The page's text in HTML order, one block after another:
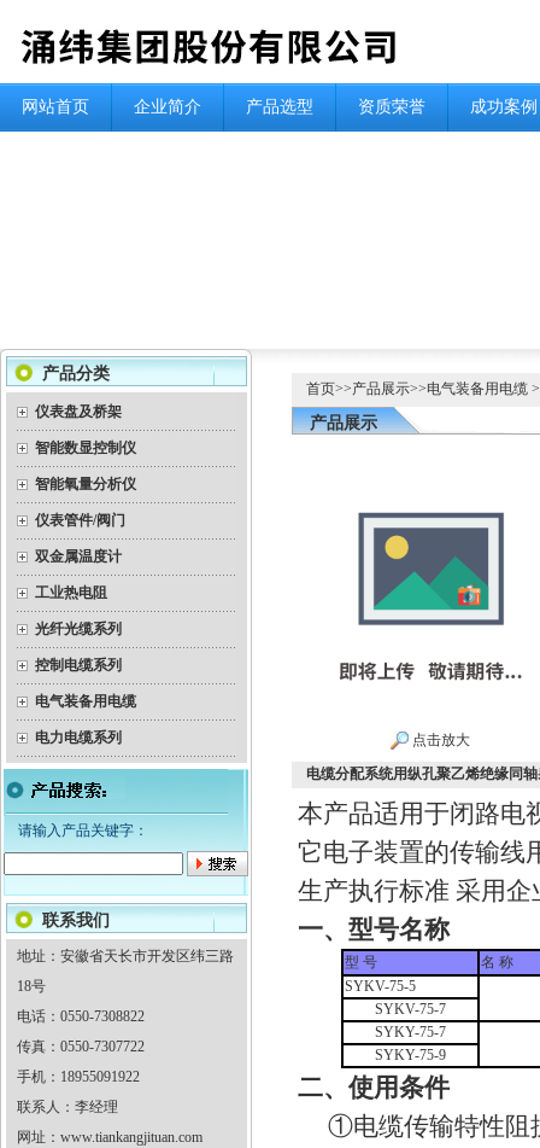
网站首页 企业简介 产品选型 资质荣誉 成功案例
产品分类
仪表盘及桥架
智能数显控制仪
智能氧量分析仪
仪表管件/阀门
双金属温度计
工业热电阻
光纤光缆系列
控制电缆系列
电气装备用电缆
电力电缆系列
请输入产品关键字：
联系我们
地址：安徽省天长市开发区纬三路
18号
电话：0550-7308822
传真：0550-7307722
手机：18955091922
联系人：李经理
网址： www.tiankangjituan.com
首页>>产品展示>>电气装备用电缆
产品展示
点击放大
电缆分配系统用纵孔聚乙烯绝缘同
本产品适用于闭路电
它电子装置的传输线
生产执行标准 采用企
一、型号名称
型 号
名 称
SYKV-75-5
SYKV-75-7
SYKY-75-7
SYKY-75-9
二、使用条件
①电缆传输特性阻